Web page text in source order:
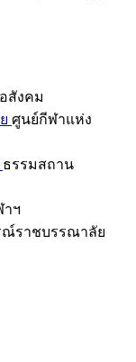
สังคม
ศูนย์กีฬาแห่ง
ธรรมสถาน
าฯ
ณ์ราชบรรณาลัย